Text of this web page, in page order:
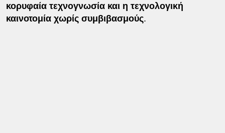
κορυφαία τεχνογνωσία και η τεχνολογική
καινοτομία χωρίς συμβιβασμούς.